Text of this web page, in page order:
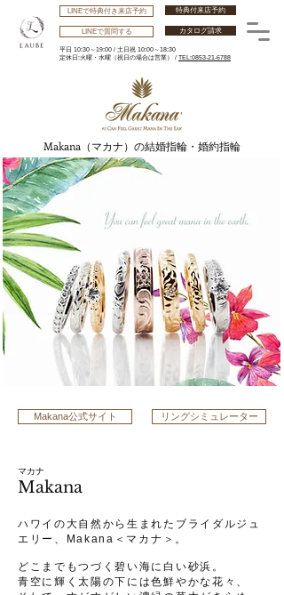
特典付来店予約
LINEで特典付き来店予約
カタログ請求
平日 10:30～19:00 / 土日祝 10:00～18:30
​定休日:火曜・水曜 （祝日の場合は営業） / TEL:0853-21-6788
LINEで質問する
Makana（マカナ）の結婚指輪・婚約指輪
Makana公式サイト リングシミュレーター
マカナ
Makana
ハワイの大自然から生まれたブライダルジュ
エリー、Makana＜マカナ＞。
どこまでもつづく碧い海に白い砂浜。
青空に輝く太陽の下には色鮮やかな花々、